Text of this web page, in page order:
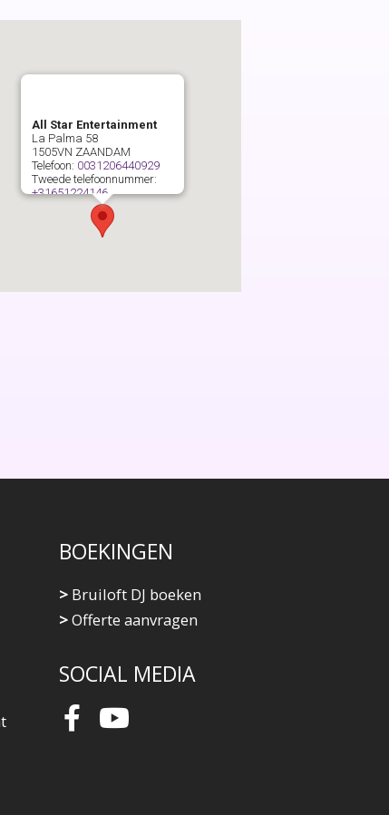
All Star Entertainment
La Palma 58
1505VN ZAANDAM
Telefoon: 0031206440929
Tweede telefoonnummer:
+31651224146
BOEKINGEN
>Bruiloft DJ boeken
>Offerte aanvragen
SOCIAL MEDIA